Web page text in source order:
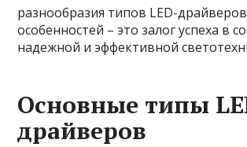
разнообразия типов LED-
особенностей – это залог успеха в
надежной и эффективной
Основные типы
драйверов